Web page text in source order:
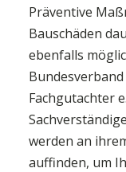
Präventive
Bauschäden
ebenfalls
Fachgutachter
werden an
auffinden, um